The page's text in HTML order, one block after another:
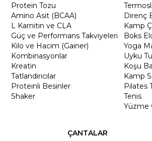
Protein Tozu
Amino Asit (BCAA)
L Karnitin ve CLA
Güç ve Performans Takviyeleri
Kilo ve Hacim (Gainer)
Kombinasyonlar
Kreatin
Tatlandırıcılar
Proteinli Besinler
Shaker
Direnç
Kamp
Boks
Yoga
Uyku
Koşu
Kamp
Pilates
Tenis
Yüzme
ÇANTALAR